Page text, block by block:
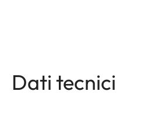
Dati tecnici